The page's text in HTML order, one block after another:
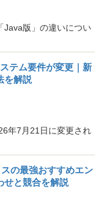
Java版」の違いについ
テム要件が変更｜新
を解説
年7月21日に変更され
スの最強おすすめエン
せと競合を解説